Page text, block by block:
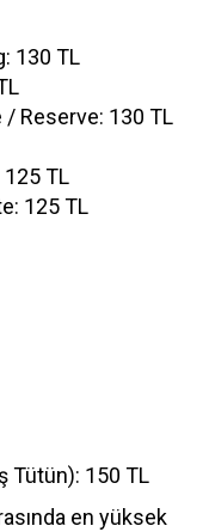
130 TL
Reserve: 130 TL
TL
125 TL
Tütün): 150 TL
en yüksek